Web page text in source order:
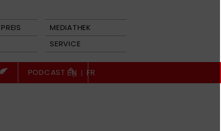
MEDIATHEK
SERVICE
PODCAST EN | FR